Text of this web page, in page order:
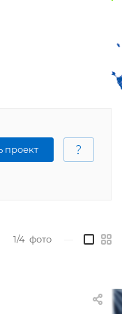
проект
1/4 фото